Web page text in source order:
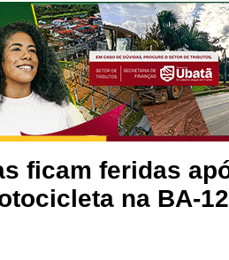
ficam feridas
na BA-